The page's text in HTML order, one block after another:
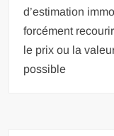
d’estimation
forcément
le prix ou la
possible